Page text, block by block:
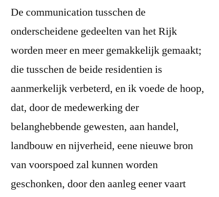
De communication tusschen de
onderscheidene gedeelten van het Rijk
worden meer en meer gemakkelijk gemaakt;
die tusschen de beide residentien is
aanmerkelijk verbeterd, en ik voede de hoop,
dat, door de medewerking der
belanghebbende gewesten, aan handel,
landbouw en nijverheid, eene nieuwe bron
van voorspoed zal kunnen worden
geschonken, door den aanleg eener vaart